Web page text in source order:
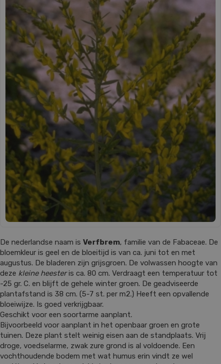
De nederlandse naam is Verfbrem, familie van de Fabaceae. De
bloemkleur is geel en de bloeitijd is van ca. juni tot en met
augustus. De bladeren zijn grijsgroen. De volwassen hoogte van
deze kleine heesteris ca. 80 cm. Verdraagt een temperatuur tot
-25 gr. C. en blijft de gehele winter groen. De geadviseerde
plantafstand is 38 cm. (5-7 st. per m2.) Heeft een opvallende
bloeiwijze. Is goed verkrijgbaar.
Geschikt voor een soortarme aanplant.
Bijvoorbeeld voor aanplant in het openbaar groen en grote
tuinen. Deze plant stelt weinig eisen aan de standplaats. Vrij
droge, voedselarme, zwak zure grond is al voldoende. Een
vochthoudende bodem met wat humus erin vindt ze wel